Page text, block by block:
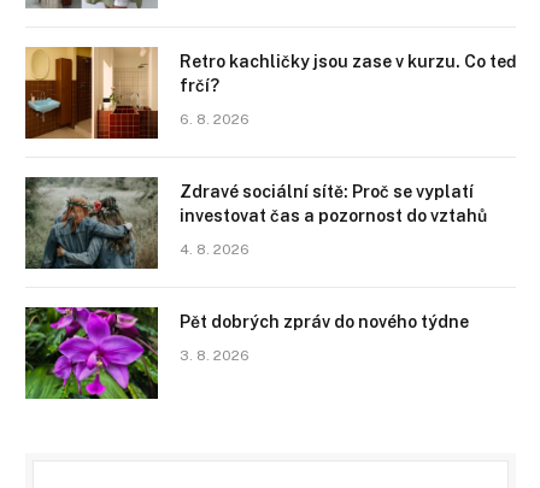
Retro kachličky jsou zase v kurzu. Co teď
frčí?
6. 8. 2026
Zdravé sociální sítě: Proč se vyplatí
investovat čas a pozornost do vztahů
4. 8. 2026
Pět dobrých zpráv do nového týdne
3. 8. 2026